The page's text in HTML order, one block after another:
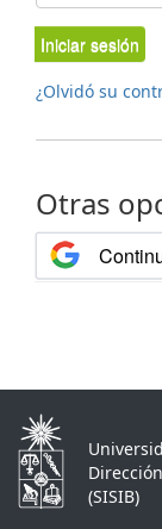
Iniciar sesión
¿Olvidó su
Otras
(SISIB)